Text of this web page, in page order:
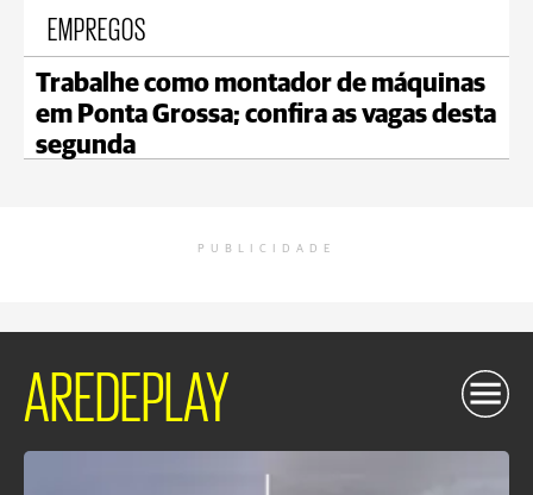
EMPREGOS
Trabalhe como montador de máquinas
em Ponta Grossa; confira as vagas desta
segunda
PUBLICIDADE
AREDEPLAY